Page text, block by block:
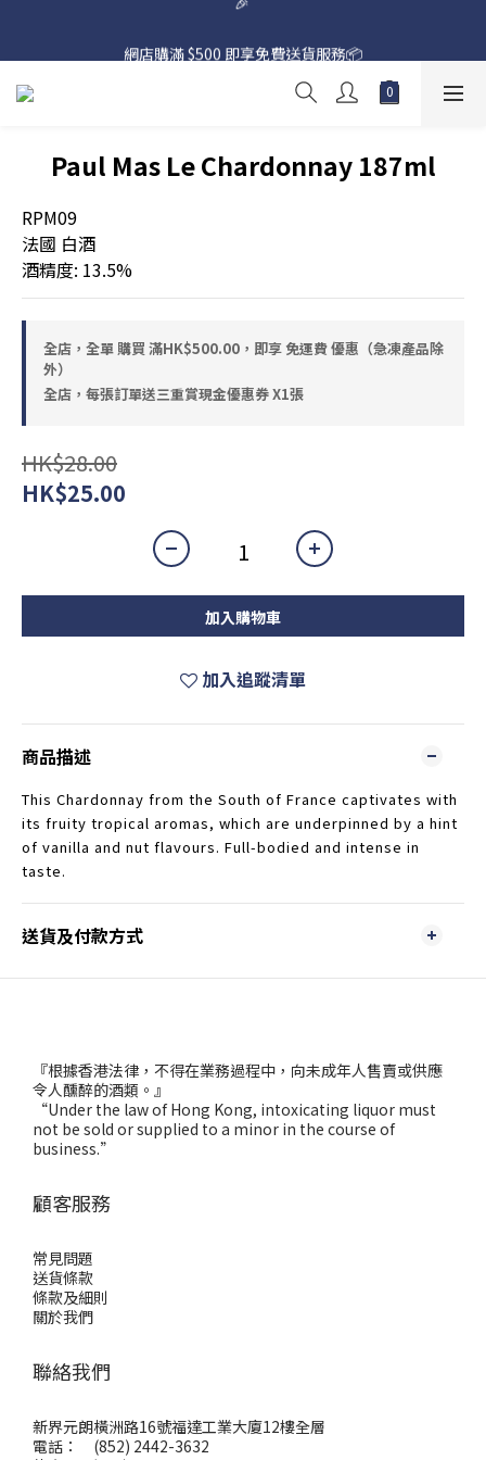
網店購滿 $500 即享免費送貨服務📦
Paul Mas Le Chardonnay 187ml
RPM09
法國 白酒
酒精度: 13.5%
全店，全單 購買 滿HK$500.00，即享 免運費 優惠（急凍產品除
外）
全店，每張訂單送三重賞現金優惠券 X1張
HK$28.00
HK$25.00
加入購物車
加入追蹤清單
商品描述
This Chardonnay from the South of France captivates with
its fruity tropical aromas, which are underpinned by a hint
of vanilla and nut flavours. Full-bodied and intense in
taste.
送貨及付款方式
『根據香港法律，不得在業務過程中，向未成年人售賣或供應
令人醺醉的酒類。』
“Under the law of Hong Kong, intoxicating liquor must
not be sold or supplied to a minor in the course of
business.”
顧客服務
常見問題
送貨條款
條款及細則
關於我們
聯絡我們
新界元朗橫洲路16號福達工業大廈12樓全層
電話： (852) 2442-3632